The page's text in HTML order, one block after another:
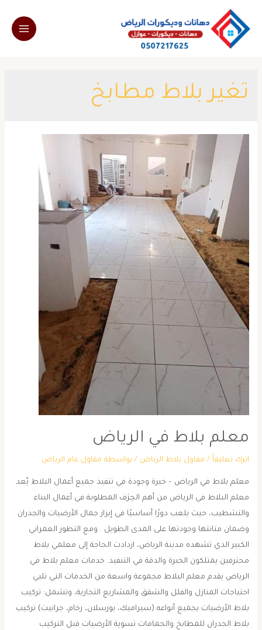
المحتوى
Main
تغير بلاط مطابخ
معلم بلاط في الرياض
اترك تعليقاً / مقاول بلاط الرياض / بواسطة مقاول عام الرياض
معلم بلاط في الرياض – خبرة وجودة في تنفيذ جميع أعمال البلاط يُعد
معلم البلاط في الرياض من أهم الحِرَف المطلوبة في أعمال البناء
والتشطيب، حيث يلعب دورًا أساسيًا في إبراز جمال الأرضيات والجدران
وضمان متانتها وجودتها على المدى الطويل . ومع التطور العمراني
الكبير الذي تشهده مدينة الرياض، ازدادت الحاجة إلى معلمي بلاط
محترفين يمتلكون الخبرة والدقة في التنفيذ. خدمات معلم بلاط في
الرياض يقدم معلم البلاط مجموعة واسعة من الخدمات التي تلبي
احتياجات المنازل والفلل والشقق والمشاريع التجارية، وتشمل: تركيب
بلاط الأرضيات بجميع أنواعه (سيراميك، بورسلان، رخام، جرانيت) تركيب
بلاط الجدران للمطابخ والحمامات تسوية الأرضيات قبل التركيب